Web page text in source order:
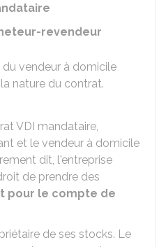
revendeur
vendeur à domicile
nature du contrat.
VDI mandataire,
et le vendeur à domicile
dit, l'entreprise
de prendre des
pour le compte de
de ses stocks. Le